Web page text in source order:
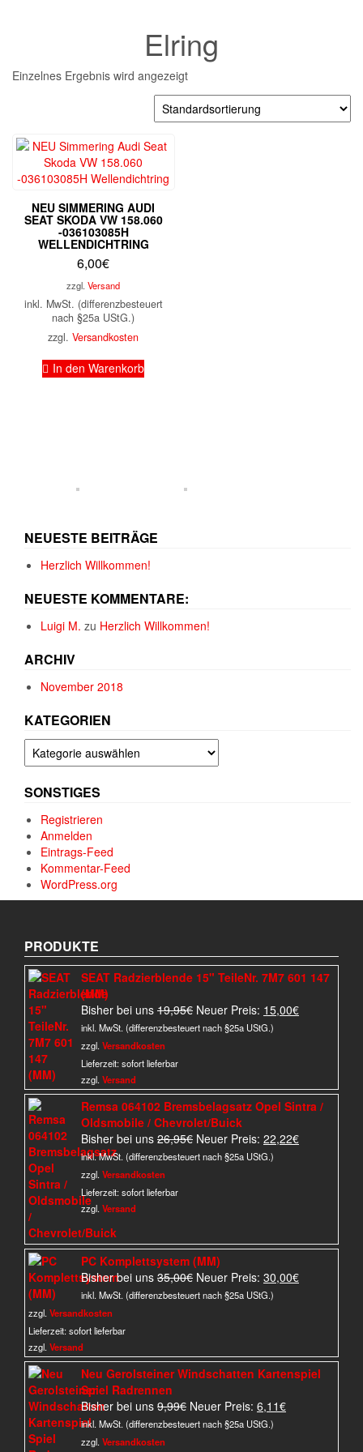
Elring
Einzelnes Ergebnis wird angezeigt
NEU SIMMERING AUDI
SEAT SKODA VW 158.060
-036103085H
WELLENDICHTRING
6,00€
zzgl.Versand
inkl. MwSt. (differenzbesteuert
nach §25a UStG.)
zzgl.Versandkosten
In den Warenkorb
NEUESTE BEITRÄGE
Herzlich Willkommen!
NEUESTE KOMMENTARE:
Luigi M. zu Herzlich Willkommen!
ARCHIV
November 2018
KATEGORIEN
Kategorien
SONSTIGES
Registrieren
Anmelden
Eintrags-Feed
Kommentar-Feed
WordPress.org
PRODUKTE
SEAT Radzierblende 15" TeileNr. 7M7 601 147
(MM)
Bisher bei uns 19,95€ Ursprünglicher
Preis
Neuer Preis: 15,00€Aktueller
inkl. MwSt. (differenzbesteuert nach §25a UStG.)
zzgl. Versandkosten
Lieferzeit:sofort lieferbar
zzgl. Versand
Remsa 064102 Bremsbelagsatz Opel Sintra /
Oldsmobile / Chevrolet/Buick
Bisher bei uns 26,95€ Ursprünglicher
Preis
Neuer Preis: 22,22€Aktueller
inkl. MwSt. (differenzbesteuert nach §25a UStG.)
zzgl. Versandkosten
Lieferzeit:sofort lieferbar
zzgl. Versand
PC Komplettsystem (MM)
Bisher bei uns 35,00€ Ursprünglicher
Preis
Neuer Preis: 30,00€Aktueller
inkl. MwSt. (differenzbesteuert nach §25a UStG.)
zzgl. Versandkosten
Lieferzeit:sofort lieferbar
zzgl. Versand
Neu Gerolsteiner Windschatten Kartenspiel
Spiel Radrennen
Bisher bei uns 9,99€ Ursprünglicher
Preis
Neuer Preis: 6,11€Aktueller
inkl. MwSt. (differenzbesteuert nach §25a UStG.)
zzgl. Versandkosten